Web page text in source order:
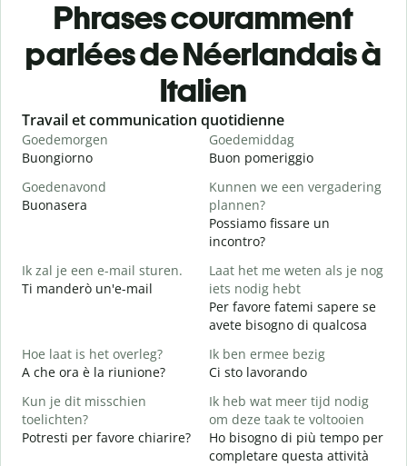
Phrases couramment
parlées de Néerlandais à
Italien
Slide 1 of 6
Travail et communication quotidienne
Goedemorgen
Buongiorno
Goedemiddag
Buon pomeriggio
Goedenavond
Buonasera
Kunnen we een vergadering
plannen?
Possiamo fissare un
incontro?
Ik zal je een e-mail sturen.
Ti manderò un'e-mail
Laat het me weten als je nog
iets nodig hebt
Per favore fatemi sapere se
avete bisogno di qualcosa
Hoe laat is het overleg?
A che ora è la riunione?
Ik ben ermee bezig
Ci sto lavorando
Kun je dit misschien
toelichten?
Potresti per favore chiarire?
Ik heb wat meer tijd nodig
om deze taak te voltooien
Ho bisogno di più tempo per
completare questa attività